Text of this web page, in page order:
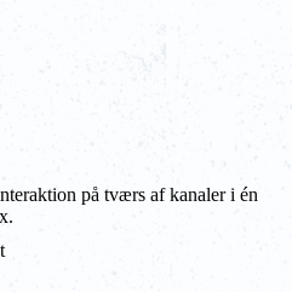
på tværs af kanaler i én